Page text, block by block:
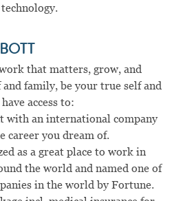
that matters, grow, and
family, be your true self and
access to:
with an international company
career you dream of.
as a great place to work in
the world and named one of
in the world by Fortune.